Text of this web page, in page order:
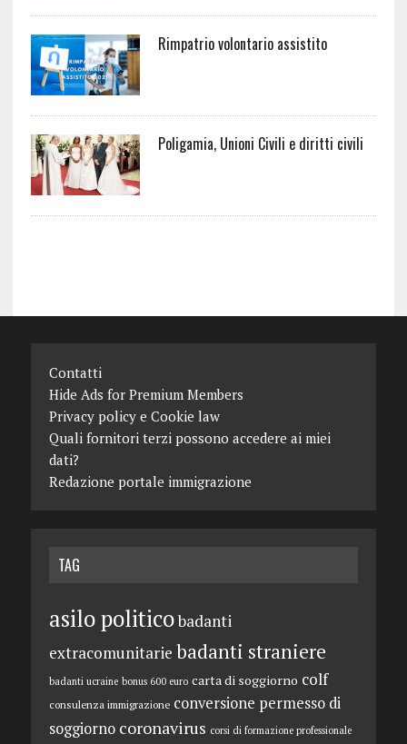
Rimpatrio volontario assistito
Poligamia, Unioni Civili e diritti civili
Contatti
Hide Ads for Premium Members
Privacy policy e Cookie law
Quali fornitori terzi possono accedere ai miei
dati?
Redazione portale immigrazione
TAG
asilo politicobadanti
extracomunitarie badanti straniere
badanti ucraine bonus 600 euro carta di soggiorno colf
consulenza immigrazione conversione permesso di
soggiorno coronavirus corsi di formazione professionale